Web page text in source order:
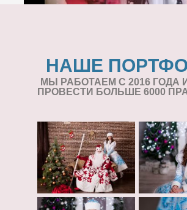
НАШЕ
МЫ РАБОТАЕМ С 2016 ГОДА
ПРОВЕСТИ БОЛЬШЕ 6000